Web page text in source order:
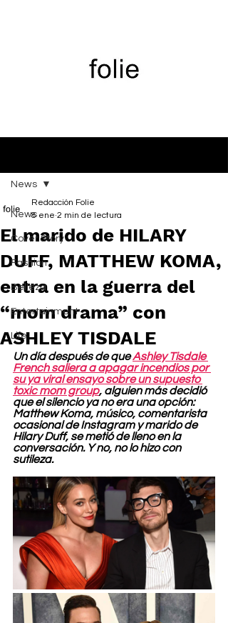
News
Cover Story
Fashion
Belleza
Entertainment
Life
News
El marido de HILARY
DUFF, MATTHEW KOMA,
entra en la guerra del
“mom drama” con
ASHLEY TISDALE
Redacción Folie
8 ene 2 min de lectura
Un día después de que Ashley Tisdale
French saliera a apagar incendios por
su ya viral ensayo sobre un supuesto
toxic mom group, alguien más decidió
que el silencio ya no era una opción:
Matthew Koma, músico, comentarista
ocasional de Instagram y marido de
Hilary Duff, se metió de lleno en la
conversación. Y no, no lo hizo con
sutileza.